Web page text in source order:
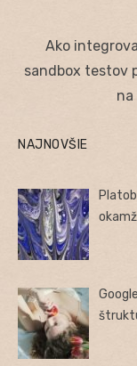
Ako
sandbox testov
na
NAJNOVŠIE